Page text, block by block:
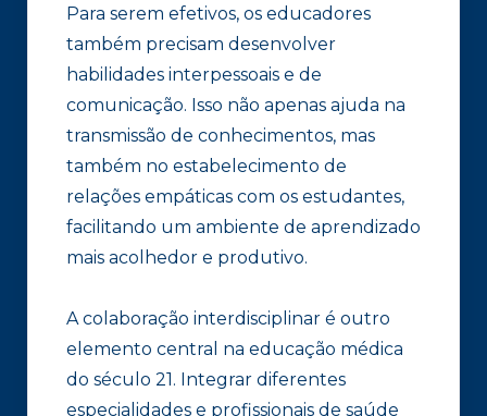
Para serem efetivos, os educadores
também precisam desenvolver
habilidades interpessoais e de
comunicação. Isso não apenas ajuda na
transmissão de conhecimentos, mas
também no estabelecimento de
relações empáticas com os estudantes,
facilitando um ambiente de aprendizado
mais acolhedor e produtivo.
A colaboração interdisciplinar é outro
elemento central na educação médica
do século 21. Integrar diferentes
especialidades e profissionais de saúde